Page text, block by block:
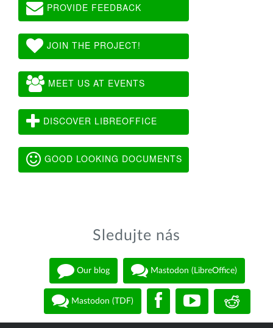
PROVIDE FEEDBACK
JOIN THE PROJECT!
MEET US AT EVENTS
DISCOVER LIBREOFFICE
GOOD LOOKING DOCUMENTS
Sledujte nás
Our blog Mastodon (LibreOffice)
Mastodon (TDF)